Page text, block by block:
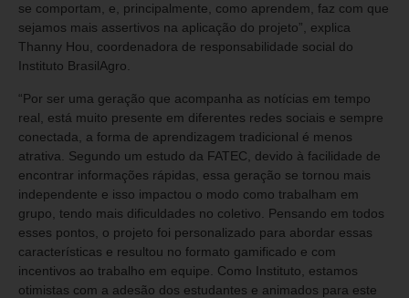
se comportam, e, principalmente, como aprendem, faz com que
sejamos mais assertivos na aplicação do projeto”, explica
Thanny Hou, coordenadora de responsabilidade social do
Instituto BrasilAgro.
“Por ser uma geração que acompanha as notícias em tempo
real, está muito presente em diferentes redes sociais e sempre
conectada, a forma de aprendizagem tradicional é menos
atrativa. Segundo um estudo da FATEC, devido à facilidade de
encontrar informações rápidas, essa geração se tornou mais
independente e isso impactou o modo como trabalham em
grupo, tendo mais dificuldades no coletivo. Pensando em todos
esses pontos, o projeto foi personalizado para abordar essas
características e resultou no formato gamificado e com
incentivos ao trabalho em equipe. Como Instituto, estamos
otimistas com a adesão dos estudantes e animados para este